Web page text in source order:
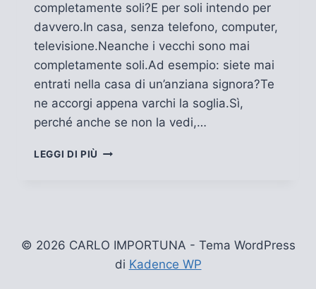
completamente soli?E per soli intendo per
davvero.In casa, senza telefono, computer,
televisione.Neanche i vecchi sono mai
completamente soli.Ad esempio: siete mai
entrati nella casa di un’anziana signora?Te
ne accorgi appena varchi la soglia.Sì,
perché anche se non la vedi,…
LEGGI DI PIÙ SEI
© 2026 CARLO IMPORTUNA - Tema WordPress
di Kadence WP